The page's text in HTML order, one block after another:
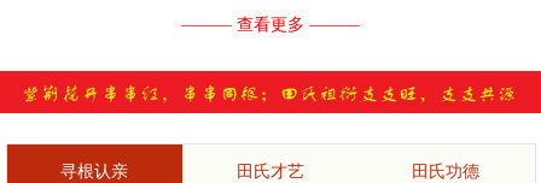
——— 查看更多 ———
寻根认亲 田氏才艺 田氏功德